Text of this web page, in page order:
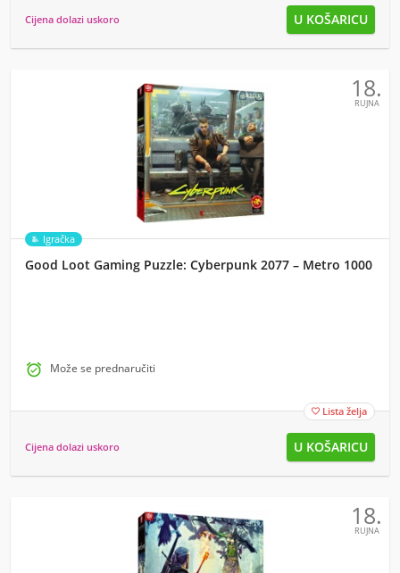
Cijena dolazi uskoro
18.
RUJNA
Igračka
Good Loot Gaming Puzzle: Cyberpunk 2077 – Metro 1000
 Može se prednaručiti
 Lista želja
Cijena dolazi uskoro
18.
RUJNA